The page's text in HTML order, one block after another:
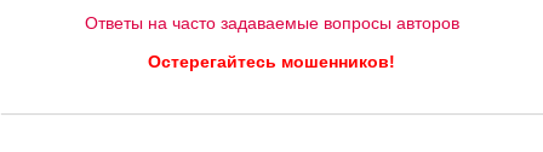
Ответы на часто задаваемые вопросы авторов
Остерегайтесь мошенников!